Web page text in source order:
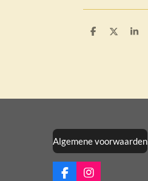
D
D
S
Algemene voorwaarden
F I